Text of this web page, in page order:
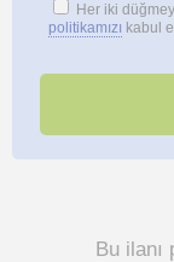
Her iki
politikamızı kabul
Bu